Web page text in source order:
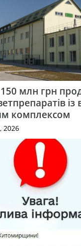
150 млн грн
комплексом
2026